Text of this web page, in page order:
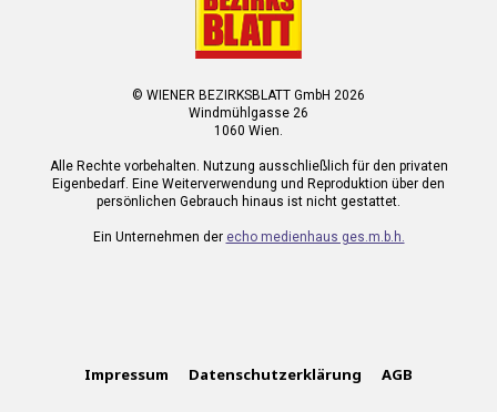
© WIENER BEZIRKSBLATT GmbH 2026
Windmühlgasse 26
1060 Wien.
Alle Rechte vorbehalten. Nutzung ausschließlich für den privaten
Eigenbedarf. Eine Weiterverwendung und Reproduktion über den
persönlichen Gebrauch hinaus ist nicht gestattet.
Ein Unternehmen der echo medienhaus ges.m.b.h.
Impressum Datenschutzerklärung AGB